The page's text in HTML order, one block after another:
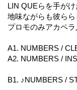
LIN QUEらを手が
地味ながらも彼らら
プロモのみアカペラ
A1. NUMBERS /
A2. NUMBERS /
B1. ♪NUMBERS /